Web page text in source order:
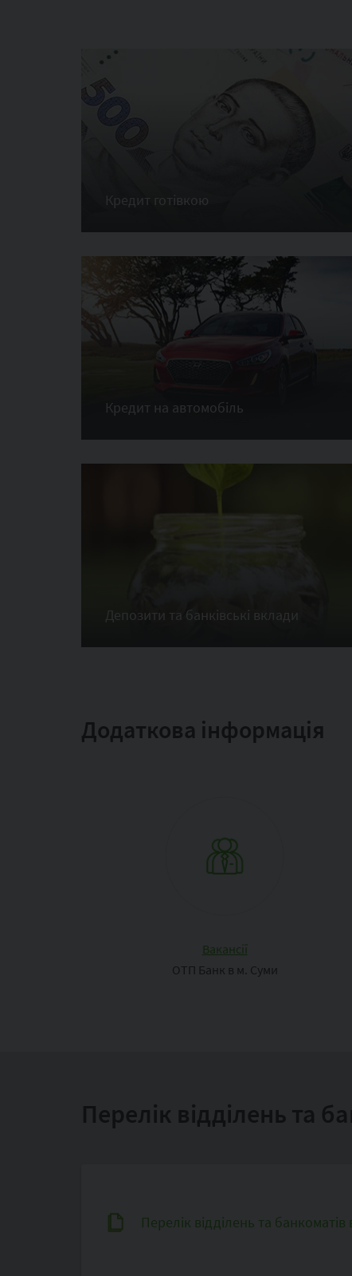
Кредит готівкою
Кредит на автомобіль
Депозити та банківські вклади
Додаткова інформація
Вакансії
ОТП Банк в м. Суми
Перелік відділень та
Перелік відділень та банкоматів